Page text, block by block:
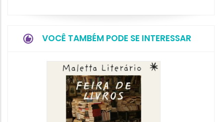
VOCÊ TAMBÉM PODE SE INTERESSAR